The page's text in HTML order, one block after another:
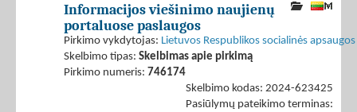
Informacijos viešinimo naujienų
portaluose paslaugos
Pirkimo vykdytojas: Lietuvos Respublikos socialinės
Skelbimo tipas: Skelbimas apie pirkimą
Pirkimo numeris: 746174
Skelbimo kodas: 2024-623425
Pasiūlymų pateikimo terminas: